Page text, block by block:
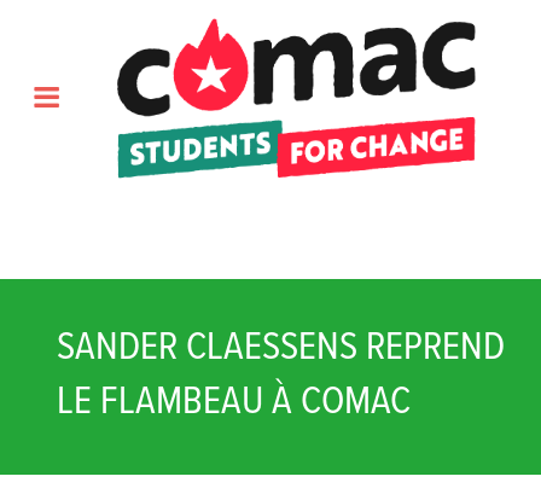
SANDER CLAESSENS REPREND
LE FLAMBEAU À COMAC